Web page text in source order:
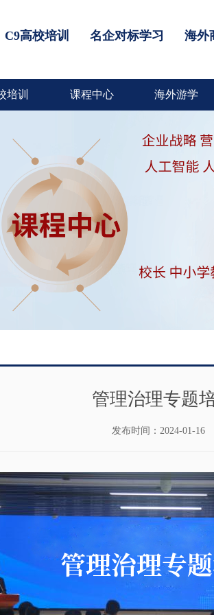
C9高校培训 名企对标学习 海外
培训 课程中心 海外游学
管理治理专题
发布时间： 2024-01-16